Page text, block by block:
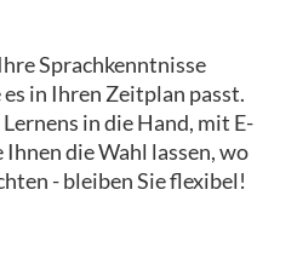
Sprachkenntnisse
in Ihren Zeitplan passt.
in die Hand, mit E-
die Wahl lassen, wo
- bleiben Sie flexibel!